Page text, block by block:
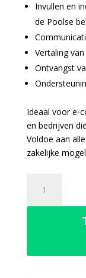
Invullen en
de Poolse
Vertaling
Ontvangst
Ideaal voor e-
en bedrijven
Voldoe aan
zakelijke
nummer
registratie